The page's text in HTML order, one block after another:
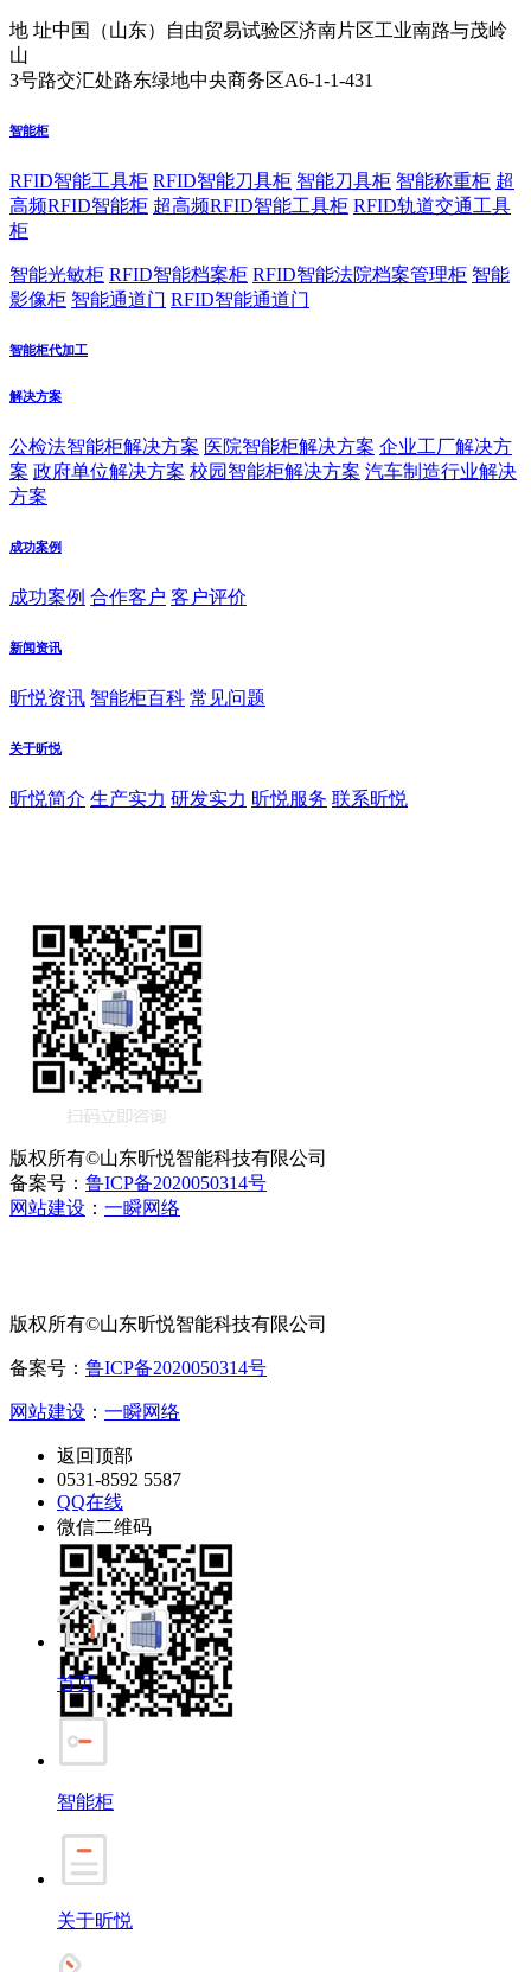
地 址中国（山东）自由贸易试验区济南片区工业南路与茂岭
山
3号路交汇处路东绿地中央商务区A6-1-1-431
智能柜
RFID智能工具柜 RFID智能刀具柜 智能刀具柜 智能称重柜 超
高频RFID智能柜 超高频RFID智能工具柜 RFID轨道交通工具
柜
智能光敏柜 RFID智能档案柜 RFID智能法院档案管理柜 智能
影像柜 智能通道门 RFID智能通道门
智能柜代加工
解决方案
公检法智能柜解决方案 医院智能柜解决方案 企业工厂解决方
案 政府单位解决方案 校园智能柜解决方案 汽车制造行业解决
方案
成功案例
成功案例 合作客户 客户评价
新闻资讯
昕悦资讯 智能柜百科 常见问题
关于昕悦
昕悦简介 生产实力 研发实力 昕悦服务 联系昕悦
版权所有©山东昕悦智能科技有限公司
备案号： 鲁ICP备2020050314号
网站建设 ： 一瞬网络
版权所有©山东昕悦智能科技有限公司
备案号： 鲁ICP备2020050314号
网站建设 ： 一瞬网络
返回顶部
0531-8592 5587
QQ在线
微信二维码
首页
智能柜
关于昕悦